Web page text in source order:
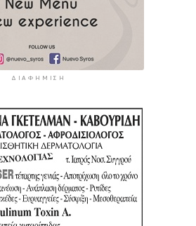
ΔΙΑΦΉΜΙΣΗ